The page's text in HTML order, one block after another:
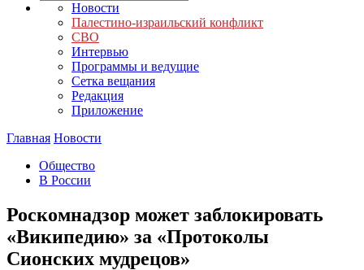
Новости
Палестино-израильский конфликт
СВО
Интервью
Программы и ведущие
Сетка вещания
Редакция
Приложение
Главная Новости
Общество
В России
Роскомнадзор может заблокировать
«Википедию» за «Протоколы
Сионских мудрецов»